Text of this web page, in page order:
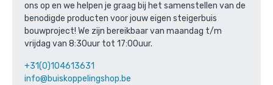
ons op en we helpen je graag bij het samenstellen van de
benodigde producten voor jouw eigen steigerbuis
bouwproject! We zijn bereikbaar van maandag t/m
vrijdag van 8:30uur tot 17:00uur.
+31(0)104613631
info@buiskoppelingshop.be
Bovenstaande product wordt vaak
gecombineerd met: